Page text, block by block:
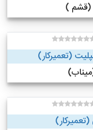
(تعمیرکار)